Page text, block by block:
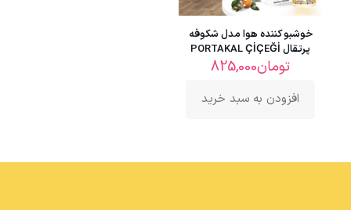
خوشبو کننده هوا مدل شکوفه
پرتقال PORTAKAL ÇİÇEĞİ
تومان825,000
افزودن به سبد خرید